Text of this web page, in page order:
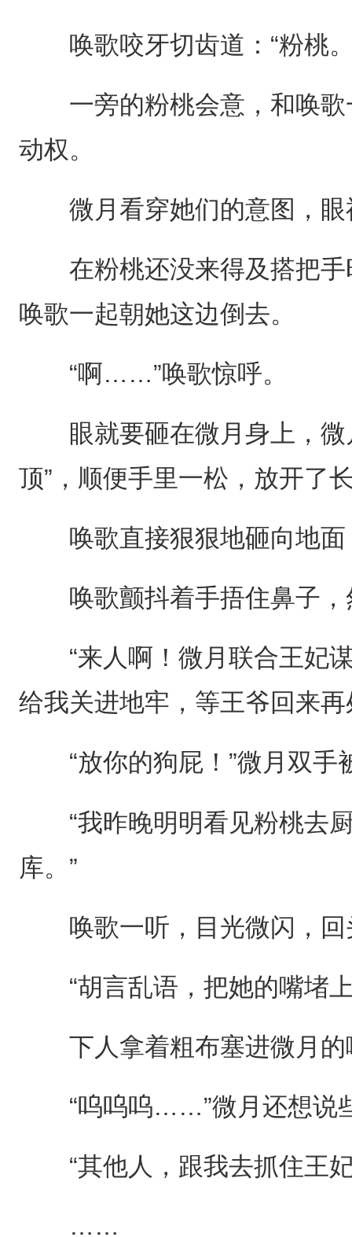
唤歌咬牙切齿道：“粉桃
一旁的粉桃会意，和唤歌
动权。
微月看穿她们的意图，眼
在粉桃还没来得及搭把手
唤歌一起朝她这边倒去。
“啊……”唤歌惊呼。
眼就要砸在微月身上，微
顶”，顺便手里一松，放开了
唤歌直接狠狠地砸向地面
唤歌颤抖着手捂住鼻子，
“来人啊！微月联合王妃谋
给我关进地牢，等王爷回来再
“放你的狗屁！”微月双手
“我昨晚明明看见粉桃去厨
库。”
唤歌一听，目光微闪，回
“胡言乱语，把她的嘴堵上
下人拿着粗布塞进微月的
“呜呜呜……”微月还想说些
“其他人，跟我去抓住王妃
……